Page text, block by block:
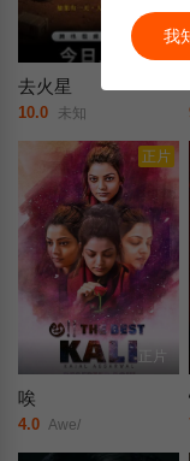
更新HD
去火星
10.0 未知
正片
正片
唉
4.0 Awe/
我